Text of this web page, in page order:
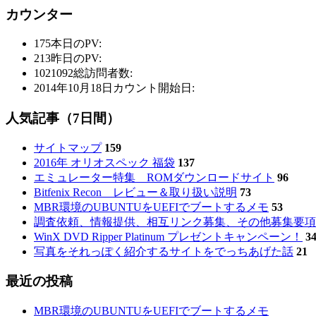
カウンター
175本日のPV:
213昨日のPV:
1021092総訪問者数:
2014年10月18日 カウント開始日:
人気記事（7日間）
サイトマップ 159
2016年 オリオスペック 福袋 137
エミュレーター特集 ROMダウンロードサイト 96
Bitfenix Recon レビュー＆取り扱い説明 73
MBR環境のUBUNTUをUEFIでブートするメモ 53
調査依頼、情報提供、相互リンク募集、その他募集要
WinX DVD Ripper Platinum プレゼントキャンペーン！
34
写真をそれっぽく紹介するサイトをでっちあげた話 21
最近の投稿
MBR環境のUBUNTUをUEFIでブートするメモ